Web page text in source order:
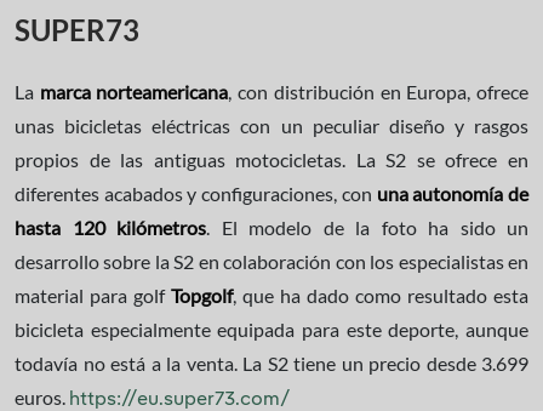
SUPER73
La marca norteamericana, con distribución en Europa, ofrece
unas bicicletas eléctricas con un peculiar diseño y rasgos
propios de las antiguas motocicletas. La S2 se ofrece en
diferentes acabados y configuraciones, con una autonomía de
hasta 120 kilómetros. El modelo de la foto ha sido un
desarrollo sobre la S2 en colaboración con los especialistas en
material para golf Topgolf, que ha dado como resultado esta
bicicleta especialmente equipada para este deporte, aunque
todavía no está a la venta. La S2 tiene un precio desde 3.699
euros. https://eu.super73.com/